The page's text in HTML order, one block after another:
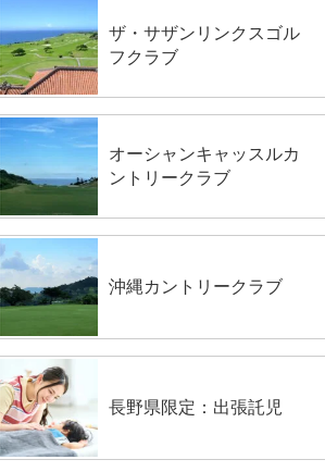
ザ・サザンリンクスゴル
フクラブ
オーシャンキャッスルカ
ントリークラブ
沖縄カントリークラブ
長野県限定：出張託児